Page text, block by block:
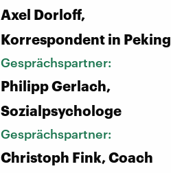
Axel Dorloff,
Korrespondent in Peking
Gesprächspartner:
Philipp Gerlach,
Sozialpsychologe
Gesprächspartner:
Christoph Fink, Coach